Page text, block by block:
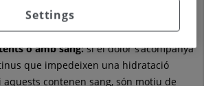
que requereixi tractament
qual cosa ha de ser valorada.
o amb sang:si el dolor s’acompanya
que impedeixen una hidratació
aquests contenen sang, són motiu de
Settings